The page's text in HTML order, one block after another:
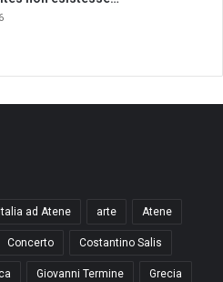
ad Atene arte Atene
Concerto Costantino Salis
Giovanni Termine Grecia